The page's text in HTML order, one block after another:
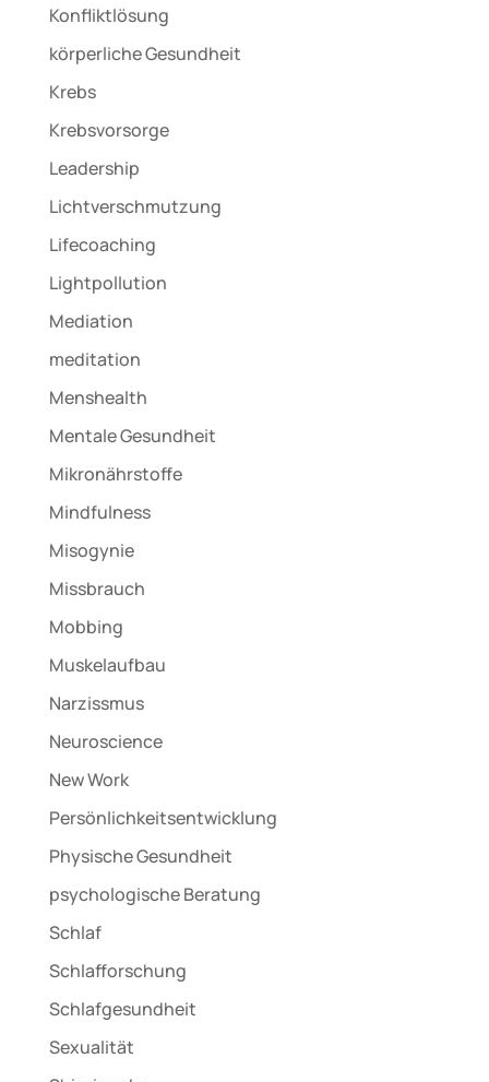
Konfliktlösung
körperliche Gesundheit
Krebs
Krebsvorsorge
Leadership
Lichtverschmutzung
Lifecoaching
Lightpollution
Mediation
meditation
Menshealth
Mentale Gesundheit
Mikronährstoffe
Mindfulness
Misogynie
Missbrauch
Mobbing
Muskelaufbau
Narzissmus
Neuroscience
New Work
Persönlichkeitsentwicklung
Physische Gesundheit
psychologische Beratung
Schlaf
Schlafforschung
Schlafgesundheit
Sexualität